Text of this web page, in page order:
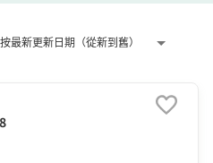
按最新更新日期（從新到舊）